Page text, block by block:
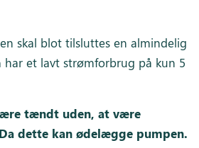
skal blot tilsluttes en almindelig
har et lavt strømforbrug på kun 5
tændt uden, at være
dette kan ødelægge pumpen.